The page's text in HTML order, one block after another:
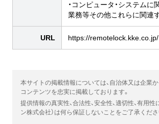
・コンピュータ・システムに
業務等その他これらに関連
URL https://remotelock.kke.co.jp/
本サイトの掲載情報については、自治体又は企業
コンテンツを忠実に掲載しております。
提供情報の真実性、合法性、安全性、適切性、有用性
ン株式会社）は何ら保証しないことをご了承くださ